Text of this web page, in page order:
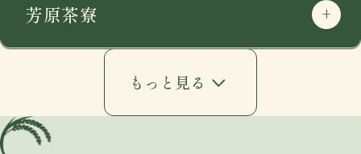
芳原茶寮
もっと見る